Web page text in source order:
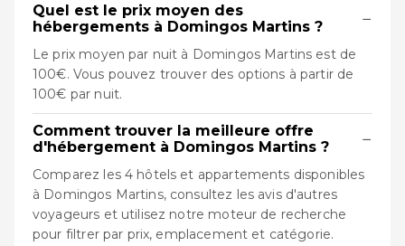
Quel est le prix moyen des
hébergements à Domingos Martins ?
−
Le prix moyen par nuit à Domingos Martins est de
100€. Vous pouvez trouver des options à partir de
100€ par nuit.
Comment trouver la meilleure offre
d'hébergement à Domingos Martins ?
−
Comparez les 4 hôtels et appartements disponibles
à Domingos Martins, consultez les avis d'autres
voyageurs et utilisez notre moteur de recherche
pour filtrer par prix, emplacement et catégorie.